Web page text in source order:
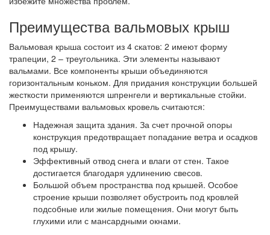
Преимущества вальмовых крыш
Вальмовая крыша состоит из 4 скатов: 2 имеют форму
трапеции, 2 – треугольника. Эти элементы называют
вальмами. Все компоненты крыши объединяются
горизонтальным коньком. Для придания конструкции большей
жесткости применяются шпренгели и вертикальные стойки.
Преимуществами вальмовых кровель считаются:
Надежная защита здания. За счет прочной опоры
конструкция предотвращает попадание ветра и осадков
под крышу.
Эффективный отвод снега и влаги от стен. Такое
достигается благодаря удлинению свесов.
Большой объем пространства под крышей. Особое
строение крыши позволяет обустроить под кровлей
подсобные или жилые помещения. Они могут быть
глухими или с мансардными окнами.